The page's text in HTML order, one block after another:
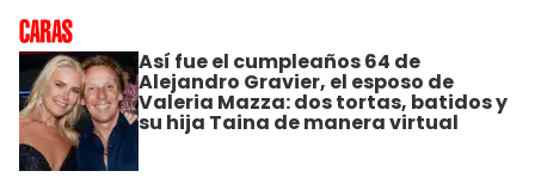
Así fue el cumpleaños 64 de
Alejandro Gravier, el esposo de
Valeria Mazza: dos tortas, batidos y
su hija Taina de manera virtual